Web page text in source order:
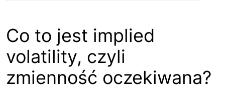
Co to jest implied
volatility, czyli
zmienność oczekiwana?